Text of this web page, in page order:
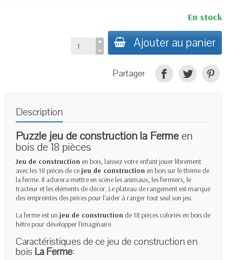
En stock
Ajouter au panier
Partager
Description
Puzzle jeu de construction la Ferme en
bois de 18 pièces
Jeu de construction en bois, laissez votre enfant jouer librement
avec les 18 pièces de ce jeu de construction en bois sur le thème de
la ferme. Il adorera mettre en scène les animaux, les fermiers, le
tracteur et les éléments de décor. Le plateau de rangement est marqué
des empreintes des pièces pour l'aider à ranger tout seul son jeu.
La ferme est un jeu de construction de 18 pièces coloriés en bois de
hêtre pour développer l'imaginaire.
Caractéristiques de ce jeu de construction en
bois La Ferme: